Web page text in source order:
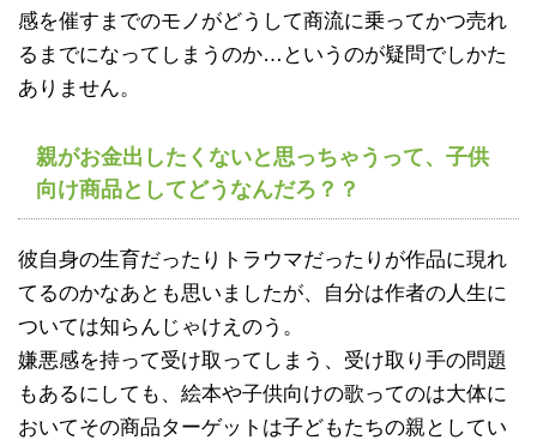
感を催すまでのモノがどうして商流に乗ってかつ売れ
るまでになってしまうのか…というのが疑問でしかた
ありません。
親がお金出したくないと思っちゃうって、子供
向け商品としてどうなんだろ？？
彼自身の生育だったりトラウマだったりが作品に現れ
てるのかなあとも思いましたが、自分は作者の人生に
ついては知らんじゃけえのう。
嫌悪感を持って受け取ってしまう、受け取り手の問題
もあるにしても、絵本や子供向けの歌ってのは大体に
おいてその商品ターゲットは子どもたちの親としてい